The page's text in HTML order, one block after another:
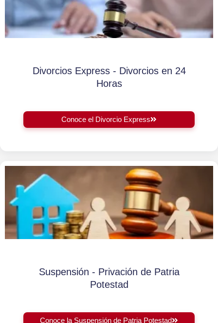
Divorcios Express - Divorcios en 24
Horas
Conoce el Divorcio Express
Suspensión - Privación de Patria
Potestad
Conoce la Suspensión de Patria Potestad